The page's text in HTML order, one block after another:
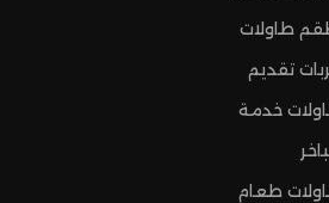
طاولات
تقديم
خدمة
طعام